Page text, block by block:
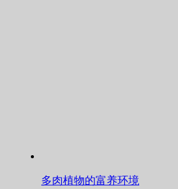
多肉植物的富养环境